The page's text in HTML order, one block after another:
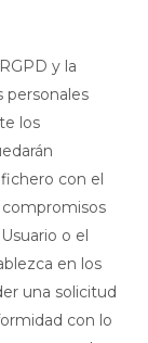
y la
personales
los
con el
o el
en los
una solicitud
con lo